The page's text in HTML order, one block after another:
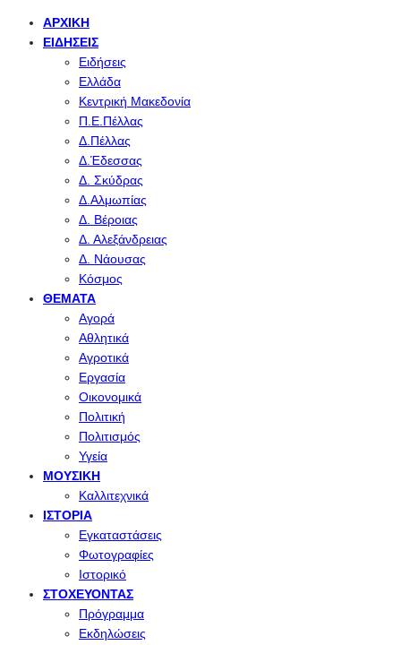
ΑΡΧΙΚΉ
ΕΙΔΉΣΕΙΣ
Ειδήσεις
Ελλάδα
Κεντρική Μακεδονία
Π.Ε.Πέλλας
Δ.Πέλλας
Δ.Έδεσσας
Δ. Σκύδρας
Δ.Αλμωπίας
Δ. Βέροιας
Δ. Αλεξάνδρειας
Δ. Νάουσας
Κόσμος
ΘΈΜΑΤΑ
Αγορά
Αθλητικά
Αγροτικά
Εργασία
Οικονομικά
Πολιτική
Πολιτισμός
Υγεία
ΜΟΥΣΙΚΉ
Καλλιτεχνικά
ΙΣΤΟΡΊΑ
Εγκαταστάσεις
Φωτογραφίες
Ιστορικό
ΣΤΟΧΕΎΟΝΤΑΣ
Πρόγραμμα
Εκδηλώσεις